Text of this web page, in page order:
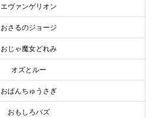
エヴァンゲリオン
おさるのジョージ
おじゃ魔女どれみ
オズとルー
おぱんちゅうさぎ
おもしろバズ